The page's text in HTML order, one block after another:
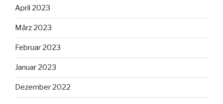
April 2023
März 2023
Februar 2023
Januar 2023
Dezember 2022